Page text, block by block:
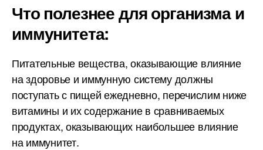
Что полезнее для организма и
иммунитета:
Питательные вещества, оказывающие влияние
на здоровье и иммунную систему должны
поступать с пищей ежедневно, перечислим ниже
витамины и их содержание в сравниваемых
продуктах, оказывающих наибольшее влияние
на иммунитет.